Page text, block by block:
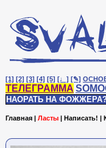
[1] [2] [3] [4] [5] [♩] [✎]
ТЕЛЕГРАММА
НАОРАТЬ НА
Главная | Ласты | Написать! |